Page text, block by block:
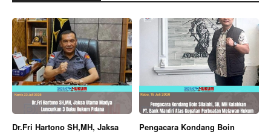
Dr.Fri Hartono SH,MH, Jaksa
Pengacara Kondang Boin